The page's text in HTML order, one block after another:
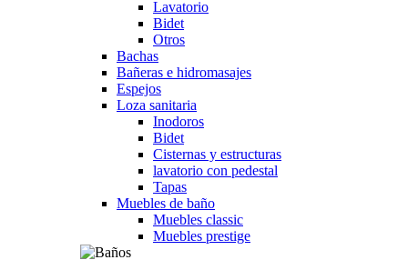
Lavatorio
Bidet
Otros
Bachas
Bañeras e hidromasajes
Espejos
Loza sanitaria
Inodoros
Bidet
Cisternas y estructuras
lavatorio con pedestal
Tapas
Muebles de baño
Muebles classic
Muebles prestige